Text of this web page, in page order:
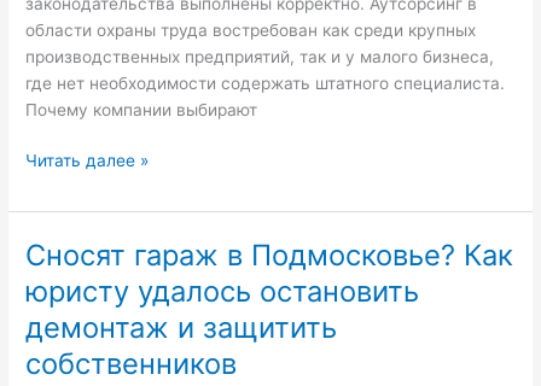
области охраны труда востребован как среди крупных
производственных предприятий, так и у малого бизнеса,
где нет необходимости содержать штатного специалиста.
Почему компании выбирают
Аутсорсинговые
по
труда
для
предприятий
Читать далее »
Сносят гараж в Подмосковье? Как
юристу удалось остановить
демонтаж и защитить
собственников